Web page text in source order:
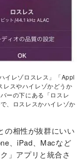
イレゾロスレス」「Appl
スやハイレゾかどうか
ーの下にある「ロスレ
、ロスレスかハイレゾか
の相性が抜群にいい
、iPad、Macなど
」アプリと統合さ